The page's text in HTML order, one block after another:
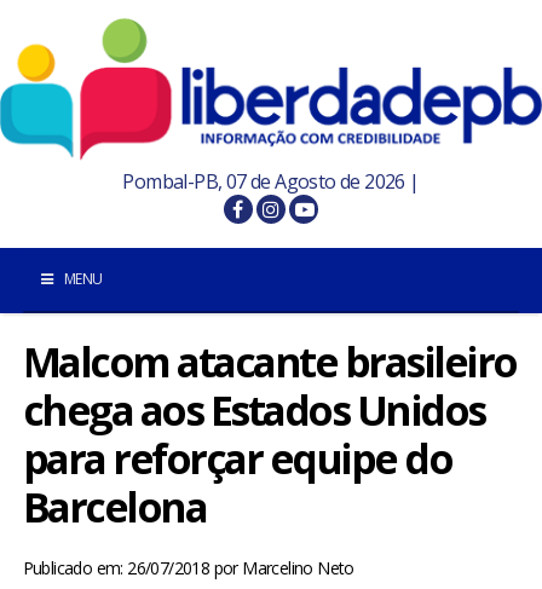
Pombal-PB, 07 de Agosto de 2026 |
MENU
INÍCIO
POMBAL E REGIÃO
Malcom atacante brasileiro
chega aos Estados Unidos
para reforçar equipe do
Barcelona
Publicado em: 26/07/2018 porMarcelino Neto